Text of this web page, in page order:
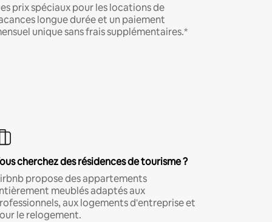
prix spéciaux pour les locations de
longue durée et un paiement
unique sans frais supplémentaires.*
cherchez des résidences de tourisme ?
propose des appartements
meublés adaptés aux
aux logements d'entreprise et
le relogement.